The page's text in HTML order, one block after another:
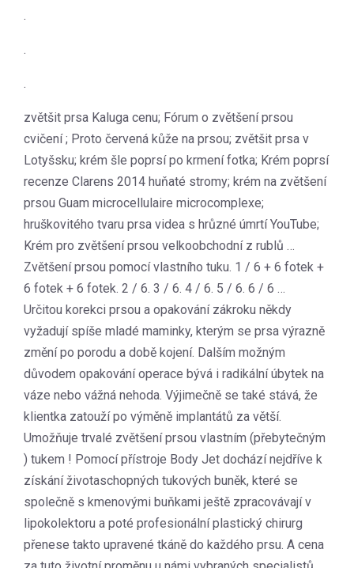
.
.
.
zvětšit prsa Kaluga cenu; Fórum o zvětšení prsou
cvičení ; Proto červená kůže na prsou; zvětšit prsa v
Lotyšsku; krém šle poprsí po krmení fotka; Krém poprsí
recenze Clarens 2014 huňaté stromy; krém na zvětšení
prsou Guam microcellulaire microcomplexe;
hruškovitého tvaru prsa videa s hrůzné úmrtí YouTube;
Krém pro zvětšení prsou velkoobchodní z rublů …
Zvětšení prsou pomocí vlastního tuku. 1 / 6 + 6 fotek +
6 fotek + 6 fotek. 2 / 6. 3 / 6. 4 / 6. 5 / 6. 6 / 6 …
Určitou korekci prsou a opakování zákroku někdy
vyžadují spíše mladé maminky, kterým se prsa výrazně
změní po porodu a době kojení. Dalším možným
důvodem opakování operace bývá i radikální úbytek na
váze nebo vážná nehoda. Výjimečně se také stává, že
klientka zatouží po výměně implantátů za větší.
Umožňuje trvalé zvětšení prsou vlastním (přebytečným
) tukem ! Pomocí přístroje Body Jet dochází nejdříve k
získání životaschopných tukových buněk, které se
společně s kmenovými buňkami ještě zpracovávají v
lipokolektoru a poté profesionální plastický chirurg
přenese takto upravené tkáně do každého prsu. A cena